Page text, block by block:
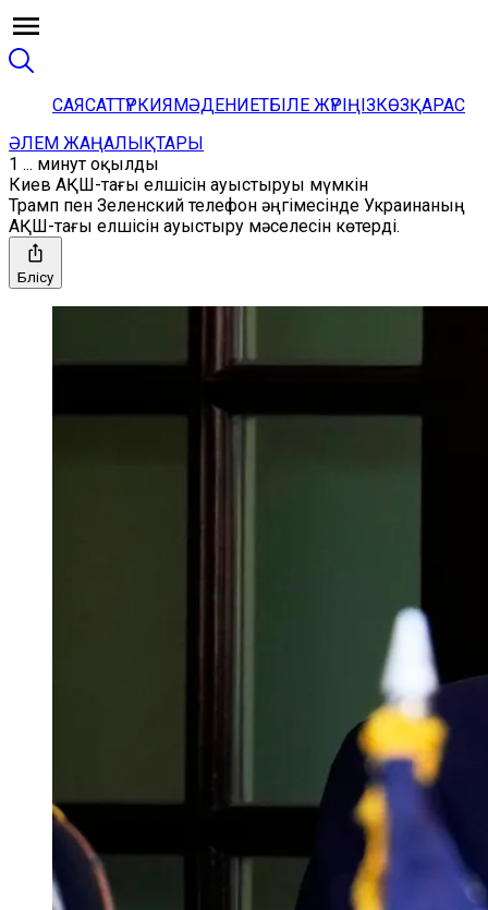
САЯСАТТҮРКИЯМӘДЕНИЕТБІЛЕ ЖҮРІҢІЗКӨЗҚАРАС
ӘЛЕМ ЖАҢАЛЫҚТАРЫ
1 ... минут оқылды
Киев АҚШ-тағы елшісін ауыстыруы мүмкін
Трамп пен Зеленский телефон әңгімесінде Украинаның
АҚШ-тағы елшісін ауыстыру мәселесін көтерді.
Бөлісу